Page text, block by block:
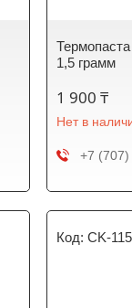
1,5 грамм
1 900 ₸
Нет в
+7
CK-